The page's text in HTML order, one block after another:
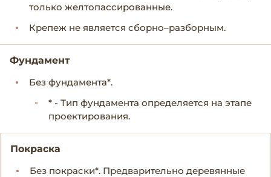
только желтопассированные.
Крепеж не является сборно–разборным.
Фундамент
Без фундамента*.
* - Тип фундамента определяется на этапе
проектирования.
Покраска
Без покраски*. Предварительно деревянные